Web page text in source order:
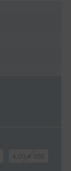
4,00 x 350